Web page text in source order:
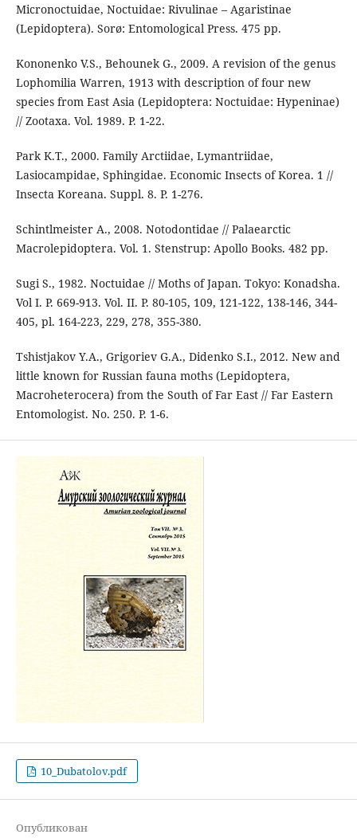
Micronoctuidae, Noctuidae: Rivulinae – Agaristinae
(Lepidoptera). Sorø: Entomological Press. 475 pp.
Kononenko V.S., Behounek G., 2009. A revision of the genus
Lophomilia Warren, 1913 with description of four new
species from East Asia (Lepidoptera: Noctuidae: Hypeninae)
// Zootaxa. Vol. 1989. P. 1-22.
Park K.T., 2000. Family Arctiidae, Lymantriidae,
Lasiocampidae, Sphingidae. Economic Insects of Korea. 1 //
Insecta Koreana. Suppl. 8. P. 1-276.
Schintlmeister A., 2008. Notodontidae // Palaearctic
Macrolepidoptera. Vol. 1. Stenstrup: Apollo Books. 482 pp.
Sugi S., 1982. Noctuidae // Moths of Japan. Tokyo: Konadsha.
Vol I. P. 669-913. Vol. II. P. 80-105, 109, 121-122, 138-146, 344-
405, pl. 164-223, 229, 278, 355-380.
Tshistjakov Y.A., Grigoriev G.A., Didenko S.I., 2012. New and
little known for Russian fauna moths (Lepidoptera,
Macroheterocera) from the South of Far East // Far Eastern
Entomologist. No. 250. P. 1-6.
10_Dubatolov.pdf
Опубликован